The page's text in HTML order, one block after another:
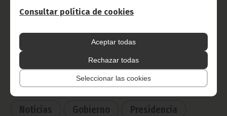
Consultar política de cookies
Aceptar todas
Rechazar todas
Seleccionar las cookies
Ecuatorial
CATEGORÍAS
Noticias Gobierno
Presidencia